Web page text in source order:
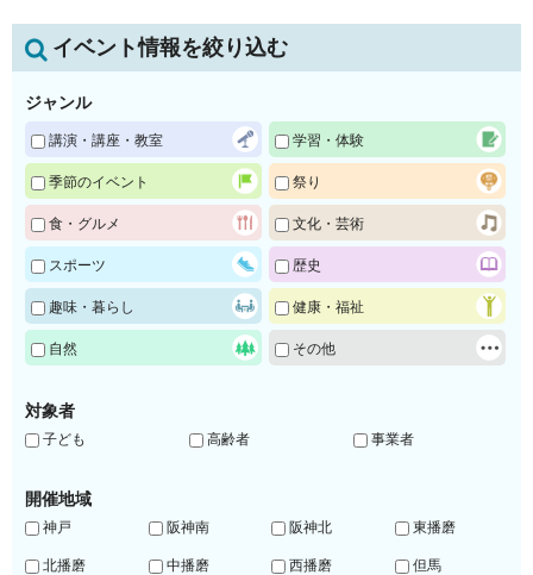
イベント情報を絞り込む
ジャンル
講演・講座・教室 学習・体験
季節のイベント 祭り
食・グルメ 文化・芸術
スポーツ 歴史
趣味・暮らし 健康・福祉
自然 その他
対象者
子ども 高齢者 事業者
開催地域
神戸 阪神南 阪神北 東播磨
北播磨 中播磨 西播磨 但馬